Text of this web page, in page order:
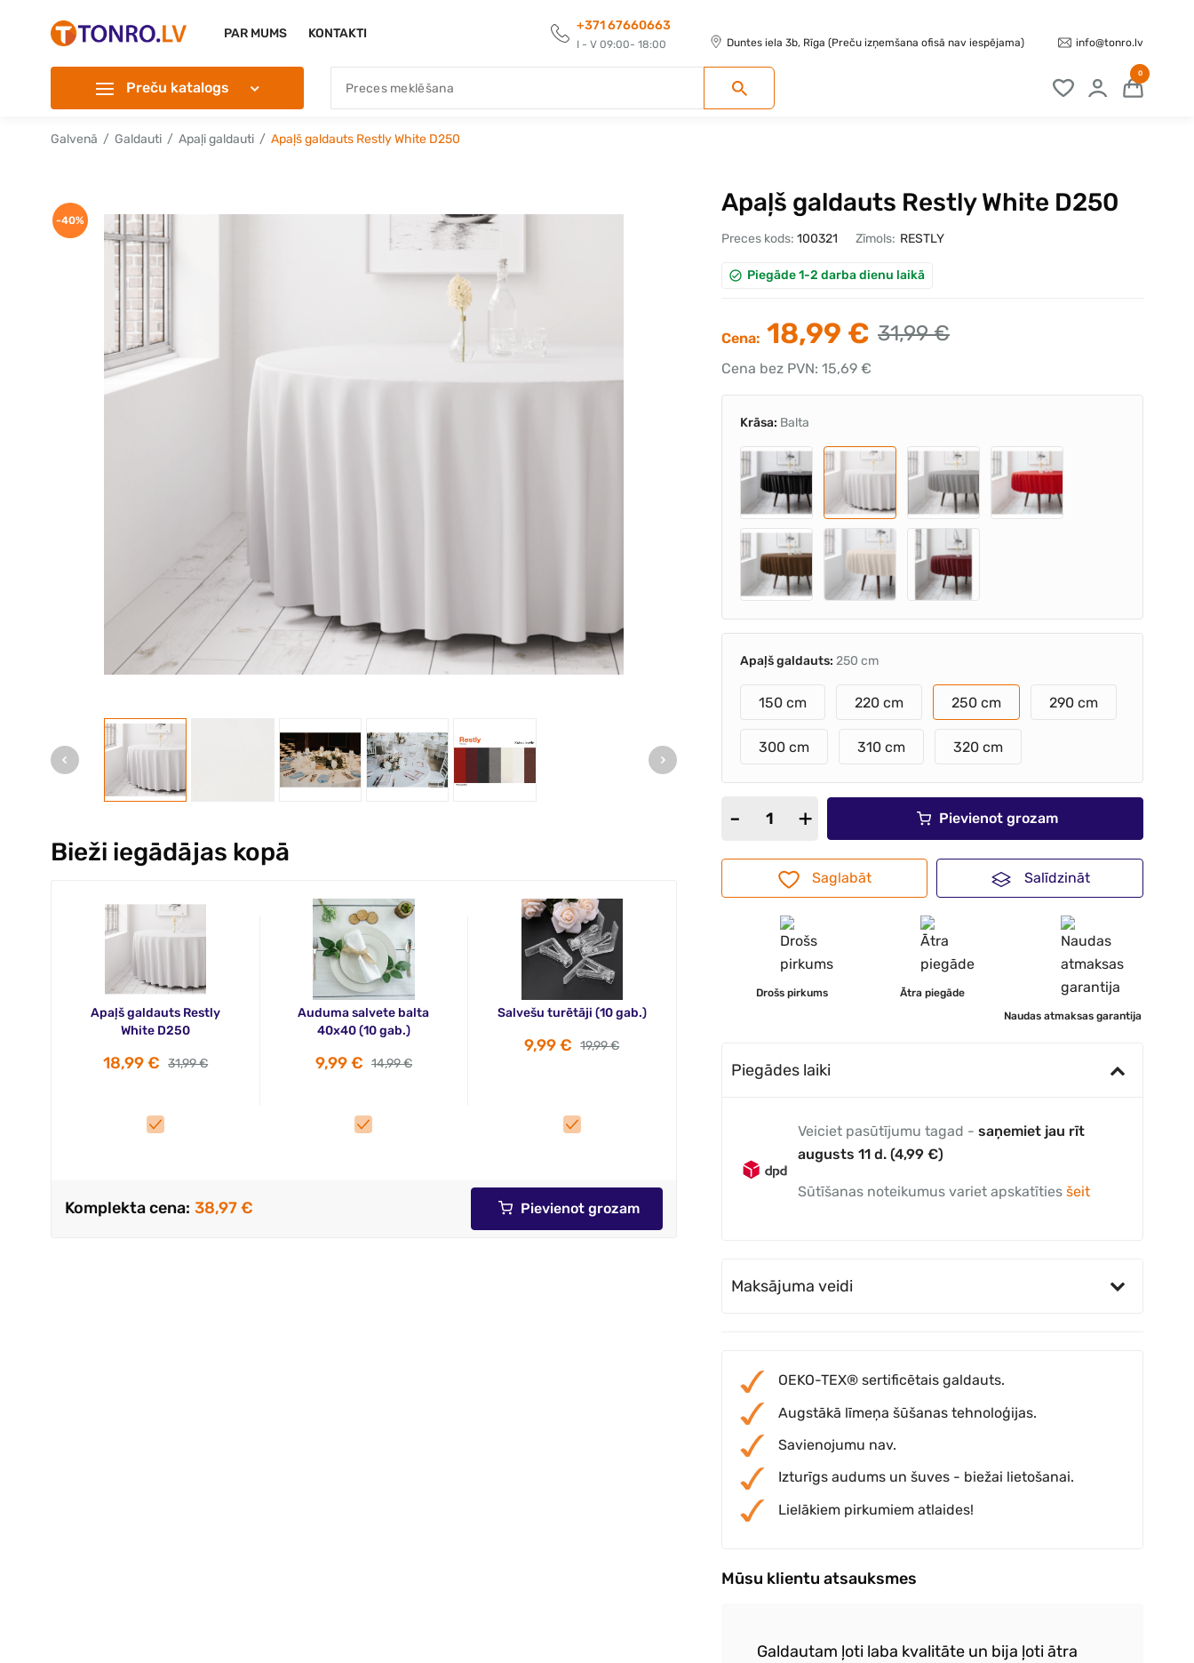
PAR MUMS KONTAKTI
+371 67660663
I - V 09:00- 18:00 Duntes iela 3b, Rīga (Preču izņemšana ofisā nav iespējama) info@tonro.lv
Preču katalogs
0
Galvenā Galdauti Apaļi galdauti Apaļš galdauts Restly White D250
-40%
Bieži iegādājas kopā
Apaļš galdauts Restly
White D250
18,99 € 31,99 €
Auduma salvete balta
40x40 (10 gab.)
9,99 € 14,99 €
Salvešu turētāji (10 gab.)
9,99 € 19,99 €
Komplekta cena: 38,97 € Pievienot grozam
Apaļš galdauts Restly White D250
Preces kods: 100321 Zīmols: RESTLY
Piegāde 1-2 darba dienu laikā
Cena: 18,99 € 31,99 €
Cena bez PVN: 15,69 €
Krāsa: Balta
Apaļš galdauts: 250 cm
150 cm 220 cm 250 cm 290 cm
300 cm 310 cm 320 cm
Pievienot grozam
Saglabāt Salīdzināt
Drošs pirkums
Ātra piegāde
Naudas atmaksas garantija
Piegādes laiki
Veiciet pasūtījumu tagad -saņemiet jau rīt
augusts 11 d. (4,99 €)
Sūtīšanas noteikumus variet apskatītiesšeit
Maksājuma veidi
OEKO-TEX® sertificētais galdauts.
Augstākā līmeņa šūšanas tehnoloģijas.
Savienojumu nav.
Izturīgs audums un šuves - biežai lietošanai.
Lielākiem pirkumiem atlaides!
Mūsu klientu atsauksmes
Galdautam ļoti laba kvalitāte un bija ļoti ātra